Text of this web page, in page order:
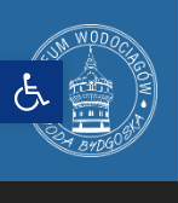
Otwórz pasek narzędzi
to
content
for: